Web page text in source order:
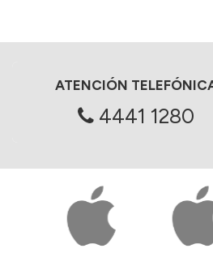
ATENCIÓN
4441 1280